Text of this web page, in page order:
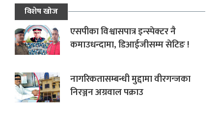
विशेष खोज
एसपीका विश्वासपात्र इन्स्पेक्टर नै
कमाउधन्दामा, डिआईजीसम्म सेटिङ !
नागरिकतासम्बन्धी मुद्दामा वीरगन्जका
निरञ्जन अग्रवाल पक्राउ